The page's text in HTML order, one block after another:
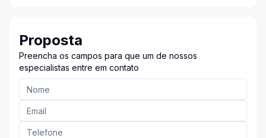
Proposta
Preencha os campos para que um de nossos
especialistas entre em contato